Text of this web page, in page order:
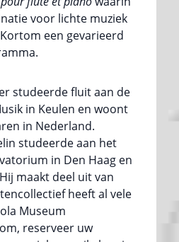
voor lichte muziek
een gevarieerd
studeerde fluit aan de
in Keulen en woont
in Nederland.
studeerde aan het
in Den Haag en
maakt deel uit van
heeft al vele
Museum
reserveer uw